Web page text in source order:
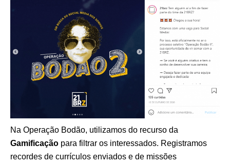
Na Operação Bodão, utilizamos do recurso da
Gamificação para filtrar os interessados. Registramos
recordes de currículos enviados e de missões